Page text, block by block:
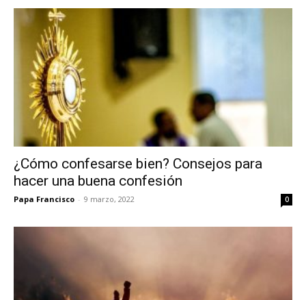
¿Cómo confesarse bien? Consejos para
hacer una buena confesión
Papa Francisco - 9 marzo, 2022 0